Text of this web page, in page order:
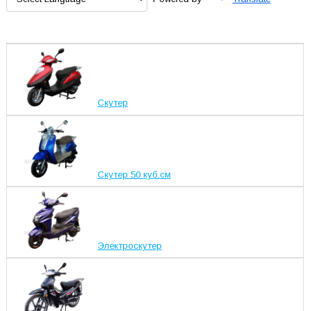
Скутер
Скутер 50 куб.см
Электроскутер